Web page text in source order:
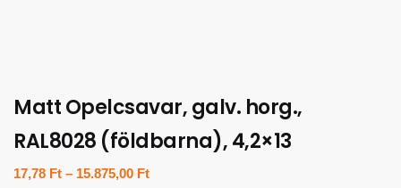
Matt Opelcsavar, galv. horg.,
RAL8028 (földbarna), 4,2×13
17,78 Ft – 15.875,00 Ft